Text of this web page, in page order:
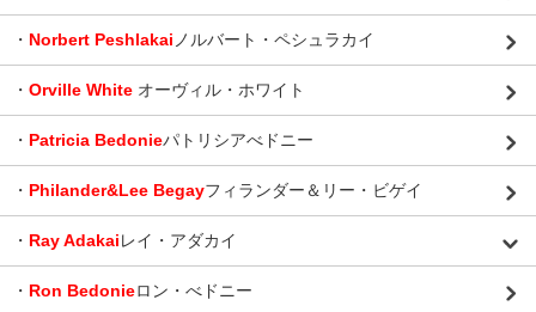
・ Norbert Peshlakai ノルバート・ペシュラカイ
・ Orville White オーヴィル・ホワイト
・ Patricia Bedonieパトリシアべドニー
・ Philander&Lee Begayフィランダー＆リー・ビゲイ
・ Ray Adakaiレイ・アダカイ
・ Ron Bedonieロン・べドニー